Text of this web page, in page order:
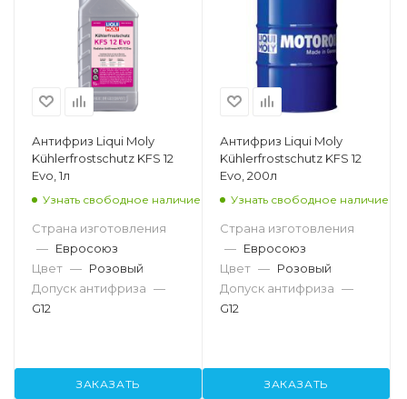
Антифриз Liqui Moly
Kühlerfrostschutz KFS 12
Evo, 1л
Узнать свободное наличие
Страна изготовления
— Евросоюз
Цвет — Розовый
Допуск антифриза —
G12
ЗАКАЗАТЬ
Антифриз Liqui Moly
Kühlerfrostschutz KFS 12
Evo, 200л
Узнать свободное наличие
Страна изготовления
— Евросоюз
Цвет — Розовый
Допуск антифриза —
G12
ЗАКАЗАТЬ